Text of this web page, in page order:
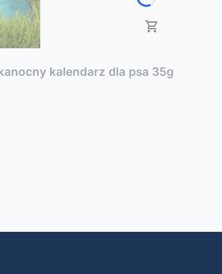
kalendarz dla psa 35g